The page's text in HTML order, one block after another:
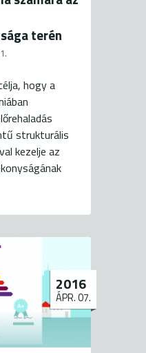
terén
hogy a
strukturális
kezelje az
2016
ÁPR. 07.